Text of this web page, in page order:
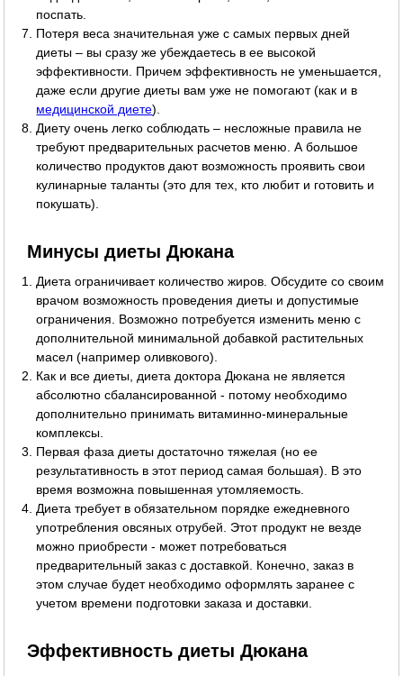
поспать.
Потеря веса значительная уже с самых первых дней
диеты – вы сразу же убеждаетесь в ее высокой
эффективности. Причем эффективность не уменьшается,
даже если другие диеты вам уже не помогают (как и в
медицинской диете).
Диету очень легко соблюдать – несложные правила не
требуют предварительных расчетов меню. А большое
количество продуктов дают возможность проявить свои
кулинарные таланты (это для тех, кто любит и готовить и
покушать).
Минусы диеты Дюкана
Диета ограничивает количество жиров. Обсудите со своим
врачом возможность проведения диеты и допустимые
ограничения. Возможно потребуется изменить меню с
дополнительной минимальной добавкой растительных
масел (например оливкового).
Как и все диеты, диета доктора Дюкана не является
абсолютно сбалансированной - потому необходимо
дополнительно принимать витаминно-минеральные
комплексы.
Первая фаза диеты достаточно тяжелая (но ее
результативность в этот период самая большая). В это
время возможна повышенная утомляемость.
Диета требует в обязательном порядке ежедневного
употребления овсяных отрубей. Этот продукт не везде
можно приобрести - может потребоваться
предварительный заказ с доставкой. Конечно, заказ в
этом случае будет необходимо оформлять заранее с
учетом времени подготовки заказа и доставки.
Эффективность диеты Дюкана